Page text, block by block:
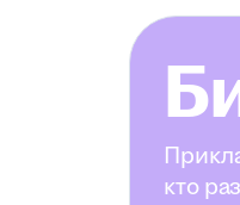
кто